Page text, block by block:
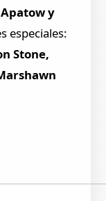
y
especiales:
Stone,